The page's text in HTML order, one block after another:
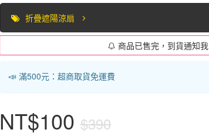
折疊遮陽涼扇
商品已售完，到貨通知我
📣 滿500元：超商取貨免運費
NT$100 $390